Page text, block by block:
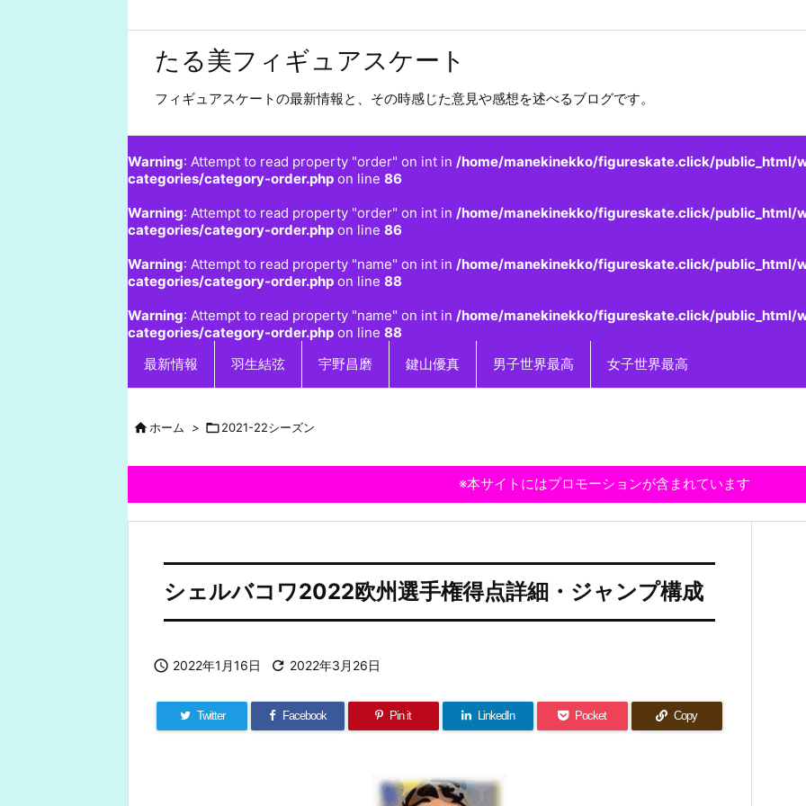
たる美フィギュアスケート
フィギュアスケートの最新情報と、その時感じた意見や感想を述べるブログです。
Warning: Attempt to read property "order" on int in /home/manekinekko/figureskate.click/public_html/
categories/category-order.php on line 86
Warning: Attempt to read property "order" on int in /home/manekinekko/figureskate.click/public_html/
categories/category-order.php on line 86
Warning: Attempt to read property "name" on int in /home/manekinekko/figureskate.click/public_html/
categories/category-order.php on line 88
Warning: Attempt to read property "name" on int in /home/manekinekko/figureskate.click/public_html/
categories/category-order.php on line 88
最新情報
羽生結弦 宇野昌磨 鍵山優真 男子世界最高 女子世界最高
ホーム > 2021-22シーズン
※本サイトにはプロモーションが含まれています
シェルバコワ2022欧州選手権得点詳細・ジャンプ構成
 2022年1月16日  2022年3月26日
Twitter Facebook Pin it LinkedIn Pocket Copy